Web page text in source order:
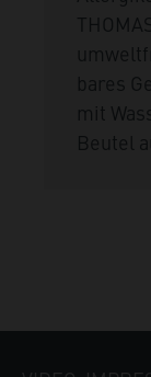
bares
mit
Beutel